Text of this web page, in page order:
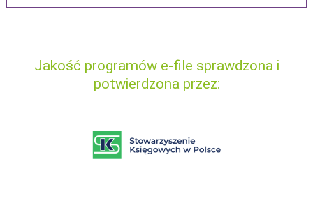
Jakość programów e-file sprawdzona i
potwierdzona przez: